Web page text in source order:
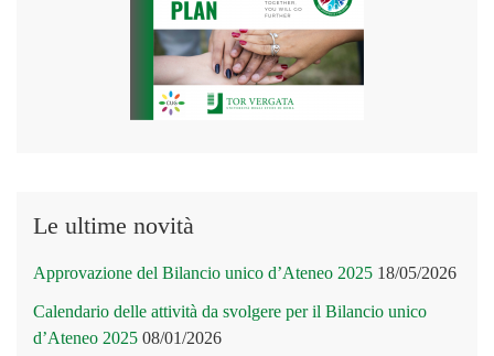
Le ultime novità
Approvazione del Bilancio unico d’Ateneo 2025 18/05/2026
Calendario delle attività da svolgere per il Bilancio unico
d’Ateneo 2025 08/01/2026